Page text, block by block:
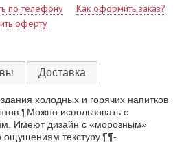
по телефону
Как оформить заказ?
оферту
Доставка
холодных и горячих напитков
использовать с
Имеют дизайн с «морозным»
текстуру.¶¶-